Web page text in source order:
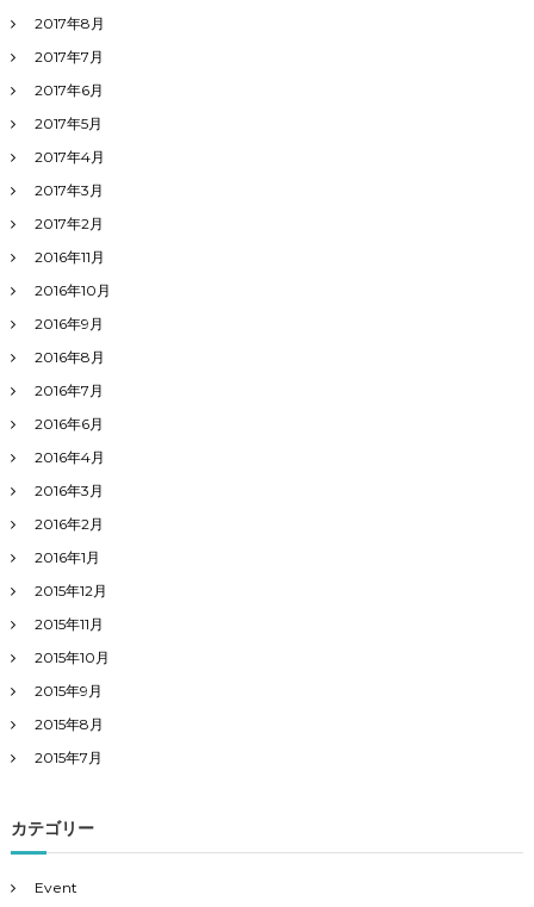
2017年8月
2017年7月
2017年6月
2017年5月
2017年4月
2017年3月
2017年2月
2016年11月
2016年10月
2016年9月
2016年8月
2016年7月
2016年6月
2016年4月
2016年3月
2016年2月
2016年1月
2015年12月
2015年11月
2015年10月
2015年9月
2015年8月
2015年7月
カテゴリー
Event